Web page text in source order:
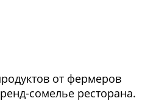
от фермеров
сомелье ресторана.